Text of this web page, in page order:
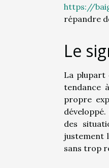
https://
répandre
Le
La plupart
tendance
propre
des
justement
sans trop